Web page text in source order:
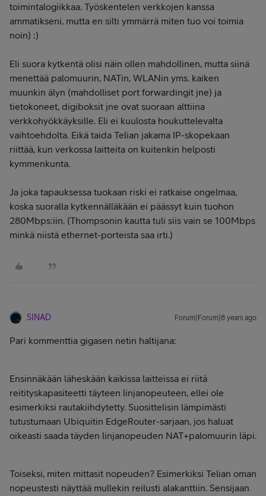
toimintalogiikkaa. Työskentelen verkkojen kanssa
ammatikseni, mutta en silti ymmärrä miten tuo voi toimia
noin) :)
Eli suora kytkentä olisi näin ollen mahdollinen, mutta siinä
menettää palomuurin, NATin, WLANin yms. kaiken
muunkin älyn (mahdolliset port forwardingit jne) ja
tietokoneet, digiboksit jne ovat suoraan alttiina
verkkohyökkäyksille. Eli ei kuulosta houkuttelevalta
vaihtoehdolta. Eikä taida Telian jakama IP-skopekaan
riittää, kun verkossa laitteita on kuitenkin helposti
kymmenkunta.
Ja joka tapauksessa tuokaan riski ei ratkaise ongelmaa,
koska suoralla kytkennälläkään ei päässyt kuin tuohon
280Mbps:iin. (Thompsonin kautta tuli siis vain se 100Mbps
minkä niistä ethernet-porteista saa irti.)
SINAD Forum|Forum|8 years ago
Pari kommenttia gigasen netin haltijana:
Ensinnäkään läheskään kaikissa laitteissa ei riitä
reitityskapasiteetti täyteen linjanopeuteen, ellei ole
esimerkiksi rautakiihdytetty. Suosittelisin lämpimästi
tutustumaan Ubiquitin EdgeRouter-sarjaan, jos haluat
oikeasti saada täyden linjanopeuden NAT+palomuurin läpi.
Toiseksi, miten mittasit nopeuden? Esimerkiksi Telian oman
nopeustesti näyttää mullekin reilusti alakanttiin. Sensijaan